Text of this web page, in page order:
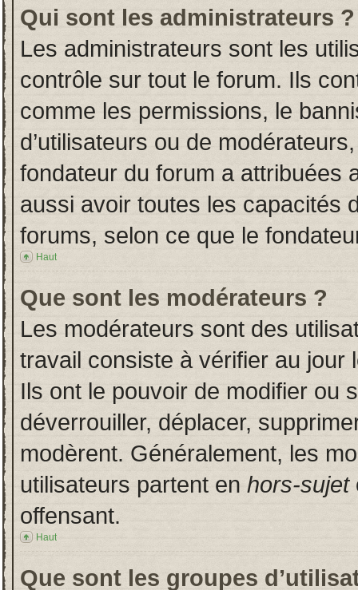
Qui sont les administrateurs ?
Les administrateurs sont les
contrôle sur tout le forum. Ils
comme les permissions, le
d’utilisateurs ou de
fondateur du forum a attribuées
aussi avoir toutes les capacités
forums, selon ce que le
Haut
Que sont les modérateurs ?
Les modérateurs sont des
travail consiste à vérifier au jour
Ils ont le pouvoir de modifier ou
déverrouiller, déplacer,
modèrent. Généralement, les
utilisateurs partent en hors-sujet
offensant.
Haut
Que sont les groupes